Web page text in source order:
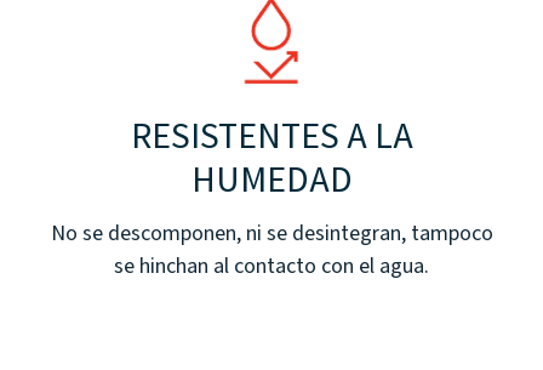
RESISTENTES A LA
HUMEDAD
No se descomponen, ni se desintegran, tampoco
se hinchan al contacto con el agua.